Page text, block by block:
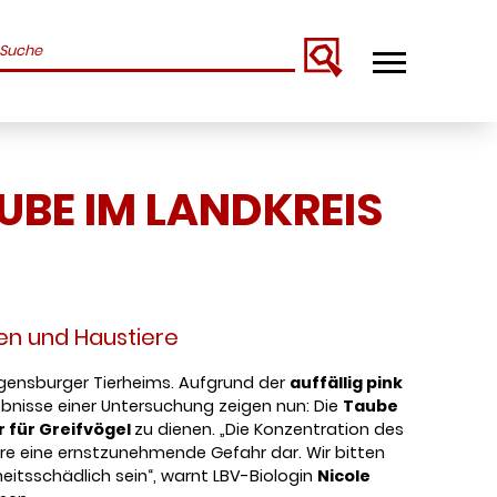
IM LANDKREIS
und Haustiere
Tierheims. Aufgrund der auffällig pink
einer Untersuchung zeigen nun: Die Taube
für Greifvögel zu dienen. „Die Konzentration des
eine ernstzunehmende Gefahr dar. Wir bitten
sein“, warnt LBV-Biologin Nicole